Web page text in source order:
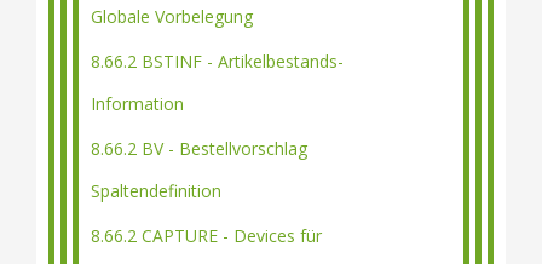
Globale Vorbelegung
8.66.2 BSTINF - Artikelbestands-
Information
8.66.2 BV - Bestellvorschlag
Spaltendefinition
8.66.2 CAPTURE - Devices für